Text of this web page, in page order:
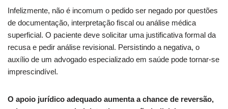
Infelizmente, não é incomum o pedido ser negado por questões
de documentação, interpretação fiscal ou análise médica
superficial. O paciente deve solicitar uma justificativa formal da
recusa e pedir análise revisional. Persistindo a negativa, o
auxílio de um advogado especializado em saúde pode tornar-se
imprescindível.
O apoio jurídico adequado aumenta a chance de reversão,